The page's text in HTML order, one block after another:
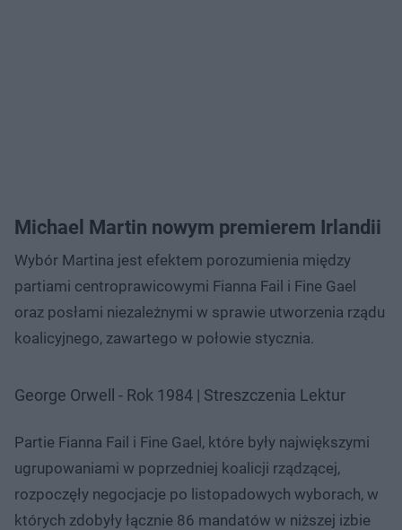
Michael Martin nowym premierem Irlandii
Wybór Martina jest efektem porozumienia między
partiami centroprawicowymi Fianna Fail i Fine Gael
oraz posłami niezależnymi w sprawie utworzenia rządu
koalicyjnego, zawartego w połowie stycznia.
George Orwell - Rok 1984 | Streszczenia Lektur
Partie Fianna Fail i Fine Gael, które były największymi
ugrupowaniami w poprzedniej koalicji rządzącej,
rozpoczęły negocjacje po listopadowych wyborach, w
których zdobyły łącznie 86 mandatów w niższej izbie